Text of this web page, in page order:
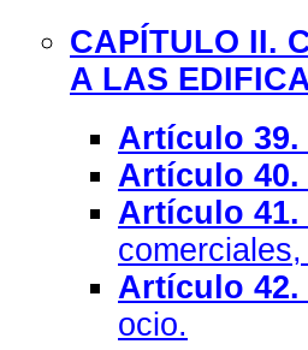
CAPÍTULO II.
A LAS
Artículo 39.
Artículo 40.
Artículo 41.
Artículo 42.
ocio.